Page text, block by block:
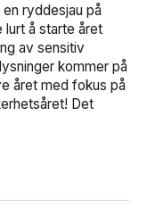
ryddesjau på
å starte året
av sensitiv
kommer på
året med fokus på
Det